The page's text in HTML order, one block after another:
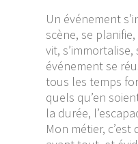
Un événement
scène, se planifie,
vit,
événement se
tous les temps
quels qu’en
la durée,
Mon métier,